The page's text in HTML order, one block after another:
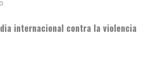
internacional contra la violencia